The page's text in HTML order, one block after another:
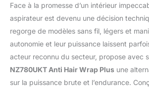
Face à la promesse d’un intérieur
aspirateur est devenu une décision
regorge de modèles sans fil, légers et
autonomie et leur puissance laissent
acteur reconnu du secteur, propose avec
NZ780UKT Anti Hair Wrap Plus une
sur la puissance brute et l’endurance.